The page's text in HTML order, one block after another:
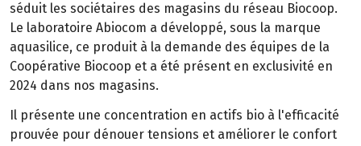
séduit les sociétaires des magasins du réseau Biocoop.
Le laboratoire Abiocom a développé, sous la marque
aquasilice, ce produit à la demande des équipes de la
Coopérative Biocoop et a été présent en exclusivité en
2024 dans nos magasins.
Il présente une concentration en actifs bio à l'efficacité
prouvée pour dénouer tensions et améliorer le confort